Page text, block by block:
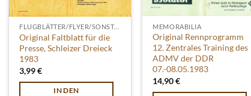
FLUGBLÄTTER/FLYER/SONSTIGES
Original Faltblatt für die
Presse, Schleizer Dreieck
1983
3,99€
IN DEN
MEMORABILIA
Original Rennprogramm
12. Zentrales Training des
ADMV der DDR
07.-08.05.1983
14,90€